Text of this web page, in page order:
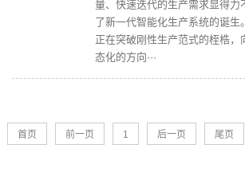
量、快速迭代的生产需求显得力
了新一代智能化生产系统的诞生
正在突破刚性生产范式的桎梏，
态化的方向···
首页 前一页 1 后一页 尾页